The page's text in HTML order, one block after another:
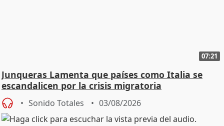
07:21
Junqueras Lamenta que países como Italia se
escandalicen por la crisis migratoria
Sonido Totales 03/08/2026